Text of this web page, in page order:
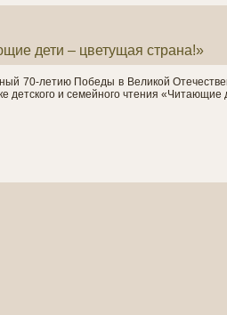
дети – цветущая страна!»
70-летию Победы в Великой
детского и семейного чтения «Читающие